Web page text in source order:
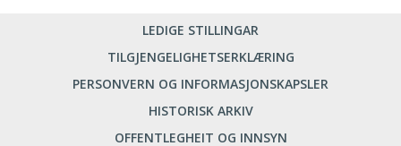
LEDIGE STILLINGAR
TILGJENGELIGHETSERKLÆRING
PERSONVERN OG INFORMASJONSKAPSLER
HISTORISK ARKIV
OFFENTLEGHEIT OG INNSYN